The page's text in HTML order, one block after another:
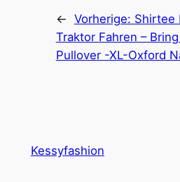
← Vorherige: Shirtee
Traktor Fahren –
Pullover -XL-Oxford
Kessyfashion